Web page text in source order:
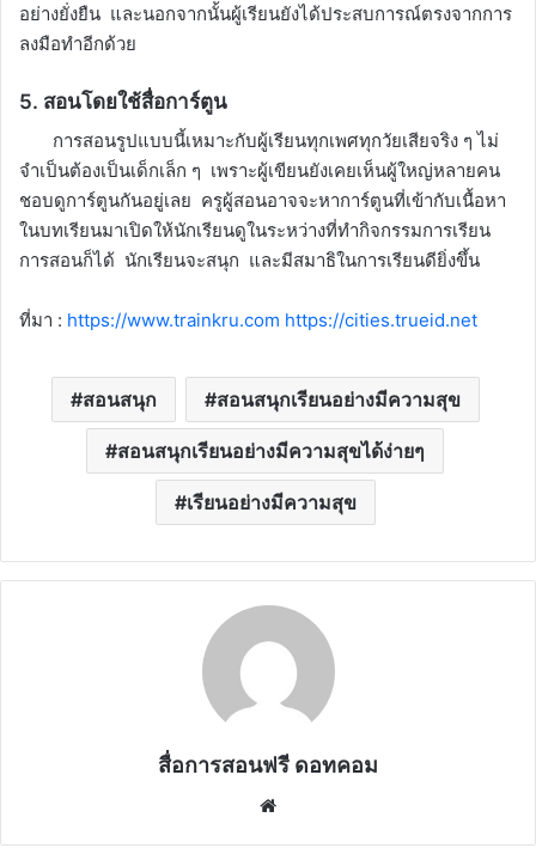
อย่างยั่งยืน และนอกจากนั้นผู้เรียนยังได้ประสบการณ์ตรงจากการ
ลงมือทำอีกด้วย
5. สอนโดยใช้สื่อการ์ตูน
การสอนรูปแบบนี้เหมาะกับผู้เรียนทุกเพศทุกวัยเสียจริง ๆ ไม่
จำเป็นต้องเป็นเด็กเล็ก ๆ เพราะผู้เขียนยังเคยเห็นผู้ใหญ่หลายคน
ชอบดูการ์ตูนกันอยู่เลย ครูผู้สอนอาจจะหาการ์ตูนที่เข้ากับเนื้อหา
ในบทเรียนมาเปิดให้นักเรียนดูในระหว่างที่ทำกิจกรรมการเรียน
การสอนก็ได้ นักเรียนจะสนุก และมีสมาธิในการเรียนดียิ่งขึ้น
ที่มา : https://www.trainkru.com https://cities.trueid.net
สอนสนุก สอนสนุกเรียนอย่างมีความสุข
สอนสนุกเรียนอย่างมีความสุขได้ง่ายๆ
เรียนอย่างมีความสุข
สื่อการสอนฟรี ดอทคอม